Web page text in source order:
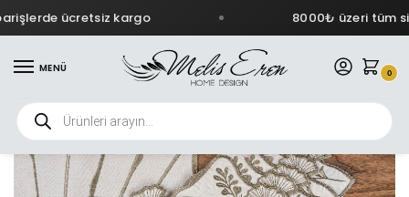
ücretsiz kargo 8000₺ üzeri tüm
MENÜ 0